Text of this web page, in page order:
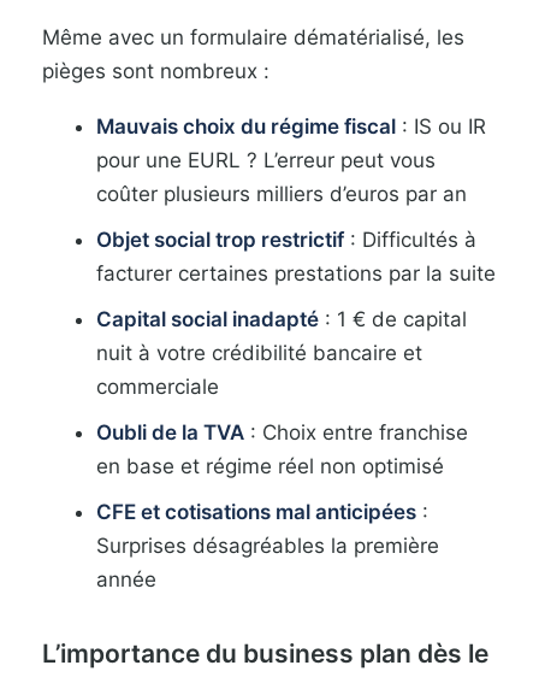
Même avec un formulaire dématérialisé, les
pièges sont nombreux :
Mauvais choix du régime fiscal : IS ou IR
pour une EURL ? L’erreur peut vous
coûter plusieurs milliers d’euros par an
Objet social trop restrictif: Difficultés à
facturer certaines prestations par la suite
Capital social inadapté : 1 € de capital
nuit à votre crédibilité bancaire et
commerciale
Oubli de la TVA : Choix entre franchise
en base et régime réel non optimisé
CFE et cotisations mal anticipées :
Surprises désagréables la première
année
L’importance du business plan dès le